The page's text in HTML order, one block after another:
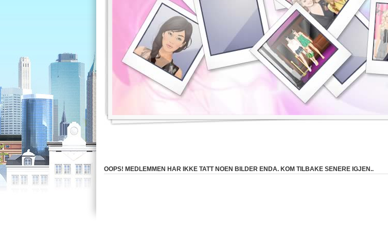
OOPS! MEDLEMMEN HAR IKKE TATT NOEN BILDER ENDA. KOM TILBAKE SENERE IGJEN..